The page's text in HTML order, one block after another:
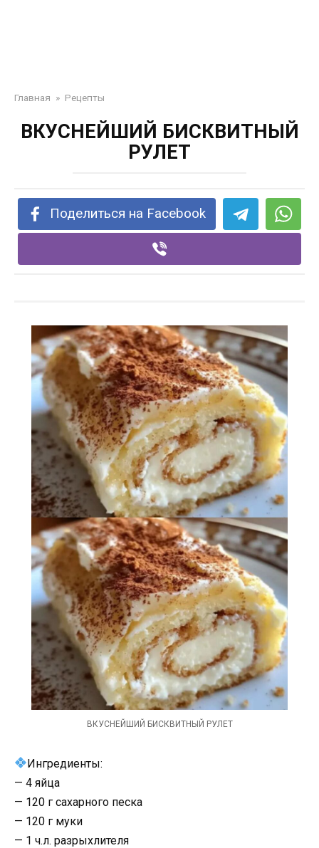
Главная » Рецепты
ВКУСНЕЙШИЙ БИСКВИТНЫЙ
РУЛЕТ
Поделиться на Facebook
ВКУСНЕЙШИЙ БИСКВИТНЫЙ РУЛЕТ
Ингредиенты:
— 4 яйца
— 120 г сахарного песка
— 120 г муки
— 1 ч.л. разрыхлителя